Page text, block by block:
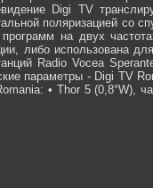
Digi TV
поляризацией со
на двух
либо использована
Radio Vocea
параметры - Digi TV
• Thor 5 (0,8°W),